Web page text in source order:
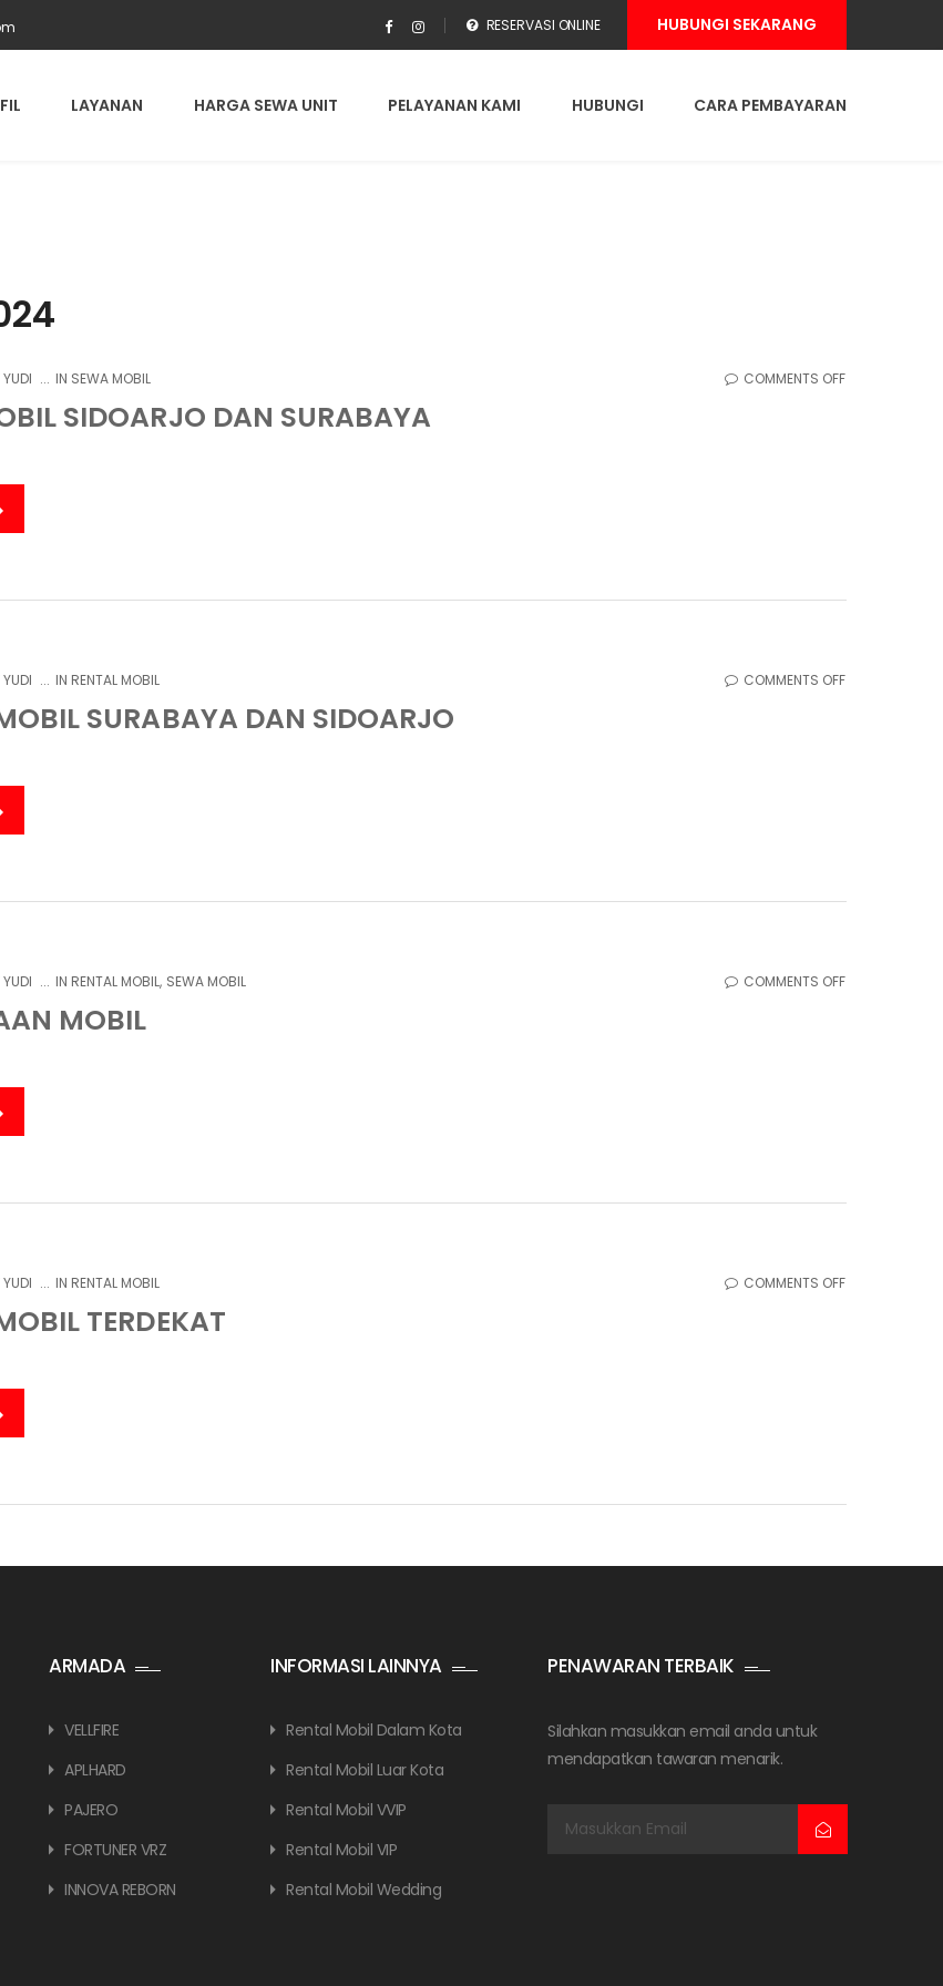
RESERVASI ONLINE HUBUNGI SEKARANG
LAYANAN HARGA SEWA UNIT PELAYANAN KAMI HUBUNGI CARA PEMBAYARAN
YUDI IN SEWA MOBIL COMMENTS OFFON
SIDOARJO DAN SURABAYA
YUDI IN RENTAL MOBIL COMMENTS OFFON
SURABAYA DAN SIDOARJO
YUDI IN RENTAL MOBIL, SEWA MOBIL COMMENTS OFFON
MOBIL
YUDI IN RENTAL MOBIL COMMENTS OFFON
TERDEKAT
ARMADA
VELLFIRE
APLHARD
PAJERO
FORTUNER VRZ
INNOVA REBORN
INFORMASI LAINNYA
Rental Mobil Dalam Kota
Rental Mobil Luar Kota
Rental Mobil VVIP
Rental Mobil VIP
Rental Mobil Wedding
PENAWARAN TERBAIK
Silahkan masukkan email anda untuk
mendapatkan tawaran menarik.